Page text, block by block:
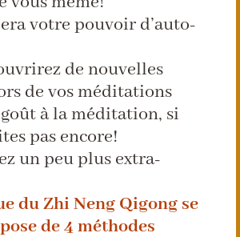
votre pouvoir d’auto-
de nouvelles
de vos méditations
à la méditation, si
pas encore!
un peu plus extra-
du Zhi Neng Qigong se
de 4 méthodes